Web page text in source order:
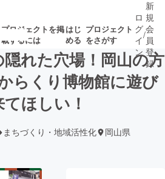
プロジェクトを掲
載するには
はじ
める
プロジェクト
をさがす
新着プロ 募集終了が近いプ
ロ
グ
イ
ン
/
新
規
会
員
登
録
れた穴場！岡山の方
らくり博物館に遊び
ほしい！
まちづくり・地域活性化 岡山県